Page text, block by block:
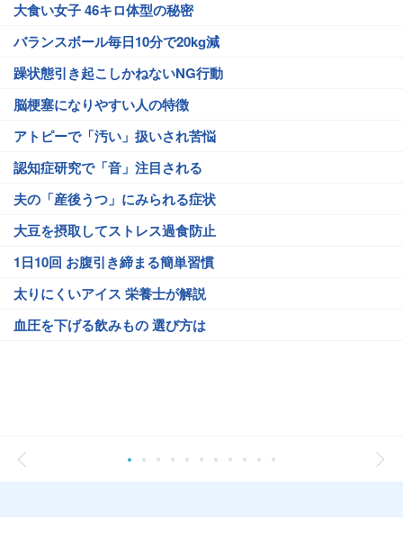
大食い女子 46キロ体型の秘密
バランスボール毎日10分で20kg減
躁状態引き起こしかねないNG行動
脳梗塞になりやすい人の特徴
アトピーで「汚い」扱いされ苦悩
認知症研究で「音」注目される
夫の「産後うつ」にみられる症状
大豆を摂取してストレス過食防止
1日10回 お腹引き締まる簡単習慣
太りにくいアイス 栄養士が解説
血圧を下げる飲みもの 選び方は